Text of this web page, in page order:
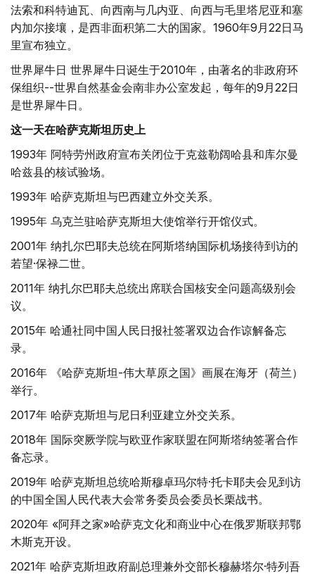
法索和科特迪瓦、向西南与几内亚、向西与毛里塔尼亚和塞
内加尔接壤，是西非面积第二大的国家。1960年9月22日马
里宣布独立。
世界犀牛日 世界犀牛日诞生于2010年，由著名的非政府环
保组织--世界自然基金会南非办公室发起，每年的9月22日
是世界犀牛日。
这一天在哈萨克斯坦历史上
1993年 阿特劳州政府宣布关闭位于克兹勒阔哈县和库尔曼
哈兹县的核试验场。
1993年 哈萨克斯坦与巴西建立外交关系。
1995年 乌克兰驻哈萨克斯坦大使馆举行开馆仪式。
2001年 纳扎尔巴耶夫总统在阿斯塔纳国际机场接待到访的
若望·保禄二世。
2011年 纳扎尔巴耶夫总统出席联合国核安全问题高级别会
议。
2015年 哈通社同中国人民日报社签署双边合作谅解备忘
录。
2016年 《哈萨克斯坦-伟大草原之国》画展在海牙（荷兰）
举行。
2017年 哈萨克斯坦与尼日利亚建立外交关系。
2018年 国际突厥学院与欧亚作家联盟在阿斯塔纳签署合作
备忘录。
2019年 哈萨克斯坦总统哈斯穆卓玛尔特·托卡耶夫会见到访
的中国全国人民代表大会常务委员会委员长栗战书。
2020年 «阿拜之家»哈萨克文化和商业中心在俄罗斯联邦鄂
木斯克开设。
2021年 哈萨克斯坦政府副总理兼外交部长穆赫塔尔·特列吾